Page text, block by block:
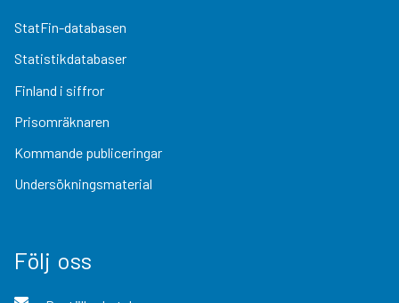
StatFin-databasen
Statistikdatabaser
Finland i siffror
Prisomräknaren
Kommande publiceringar
Undersökningsmaterial
Följ oss